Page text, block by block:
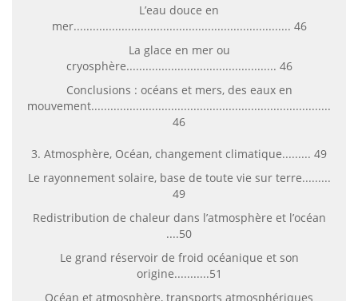
L’eau douce en
mer.................................................................... 46
La glace en mer ou
cryosphère............................................... 46
Conclusions : océans et mers, des eaux en
mouvement...........................................................................
46
3. Atmosphère, Océan, changement climatique......... 49
Le rayonnement solaire, base de toute vie sur terre.........
49
Redistribution de chaleur dans l’atmosphère et l’océan
....50
Le grand réservoir de froid océanique et son
origine...........51
Océan et atmosphère, transports atmosphériques